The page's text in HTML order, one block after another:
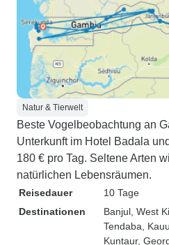
Natur & Tierwelt
Beste Vogelbeobachtung an
Unterkunft im Hotel Badala
180 € pro Tag. Seltene Arten
natürlichen Lebensräumen.
Reisedauer
10 Tage
Destinationen
Banjul , West
Tendaba ,
Kuntaur,